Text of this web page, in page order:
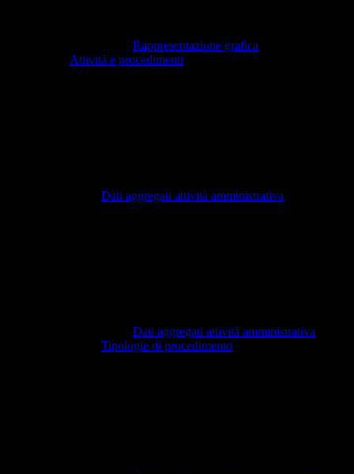
Rappresentazione grafica
Attività e procedimenti
Dati aggregati attività amministrativa
Dati aggregati attività amministrativa
Tipologie di procedimento